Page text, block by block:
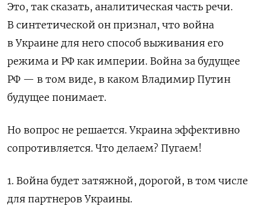
Это, так сказать, аналитическая часть речи.
В синтетической он признал, что война
в Украине для него способ выживания его
режима и РФ как империи. Война за будущее
РФ — в том виде, в каком Владимир Путин
будущее понимает.
Но вопрос не решается. Украина эффективно
сопротивляется. Что делаем? Пугаем!
1. Война будет затяжной, дорогой, в том числе
для партнеров Украины.